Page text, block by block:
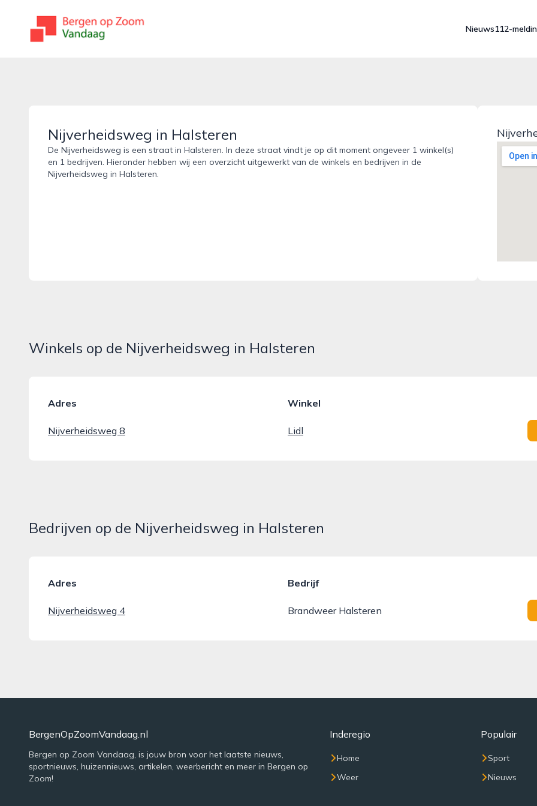
bergenopzoomvandaag.nl
Nieuws112-
Nijverheidsweg in Halsteren
De Nijverheidsweg is een straat in Halsteren. In deze straat vindt je op dit moment ongeveer 1 winkel(s)
en 1 bedrijven. Hieronder hebben wij een overzicht uitgewerkt van de winkels en bedrijven in de
Nijverheidsweg in Halsteren.
Winkels op de Nijverheidsweg in Halsteren
Adres Winkel
Nijverheidsweg 8 Lidl
Bedrijven op de Nijverheidsweg in Halsteren
Adres Bedrijf
Nijverheidsweg 4 Brandweer Halsteren
BergenOpZoomVandaag.nl
Bergen op Zoom Vandaag, is jouw bron voor het laatste nieuws,
sportnieuws, huizennieuws, artikelen, weerbericht en meer in Bergen op
Zoom!
Inderegio
Home
Weer
Populair
Sport
Nieuws